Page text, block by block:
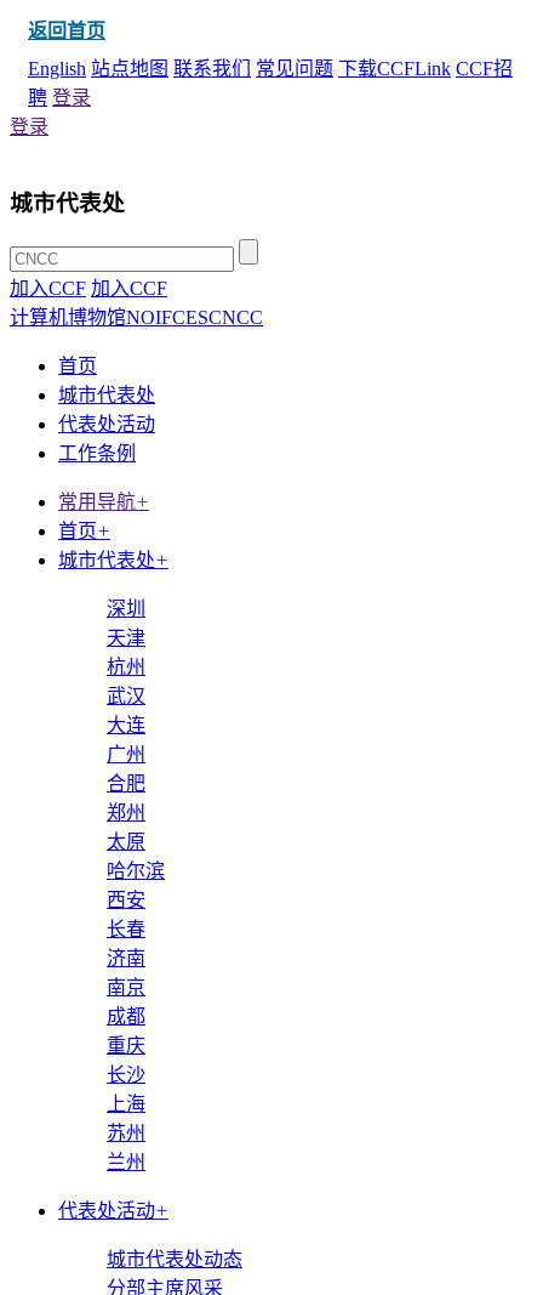
返回首页
English 站点地图 联系我们 常见问题 下载CCFLink CCF招
聘 登录
登录
城市代表处
加入CCF 加入CCF
计算机博物馆NOIFCESCNCC
首页
城市代表处
代表处活动
工作条例
常用导航+
首页+
城市代表处+
深圳
天津
杭州
武汉
大连
广州
合肥
郑州
太原
哈尔滨
西安
长春
济南
南京
成都
重庆
长沙
上海
苏州
兰州
代表处活动+
城市代表处动态
分部主席风采